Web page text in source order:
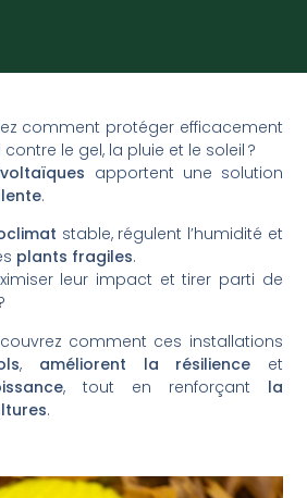
comment protéger efficacement
contre le gel, la pluie et le soleil ?
apportent une solution
.
stable, régulent l’humidité et
plants fragiles.
leur impact et tirer parti de
comment ces installations
, améliorent la résilience et
, tout en renforçant la
.